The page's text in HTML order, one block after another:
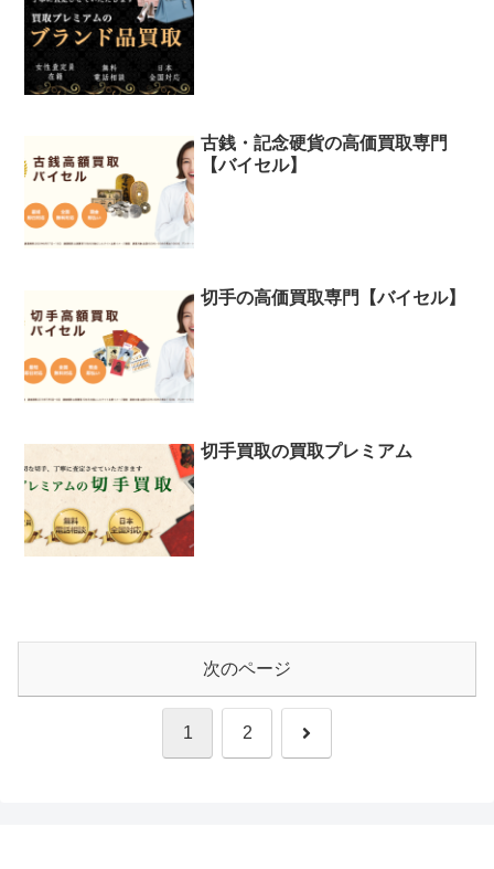
古銭・記念硬貨の高価買取専門
【バイセル】
切手の高価買取専門【バイセル】
切手買取の買取プレミアム
次のページ
1 2 次